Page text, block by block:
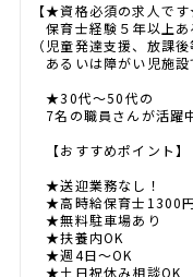
【★資格必須の求人です
保育士経験５年以上
（児童発達支援、放課
あるいは障がい児施設
★30代～50代の
7名の職員さんが活躍
【おすすめポイント】
★送迎業務なし！
★高時給保育士1300
★無料駐車場あり
★扶養内OK
★週4日～OK
★土日祝休み相談OK